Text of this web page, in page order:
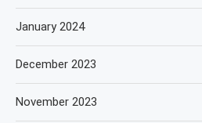
January 2024
December 2023
November 2023